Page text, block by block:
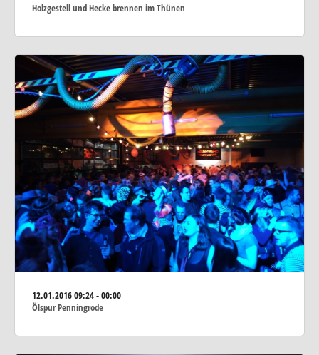
Holzgestell und Hecke brennen im Thünen
12.01.201609:24 - 00:00
Ölspur Penningrode